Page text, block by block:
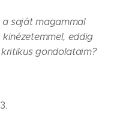
a saját magammal
eddig
gondolataim?